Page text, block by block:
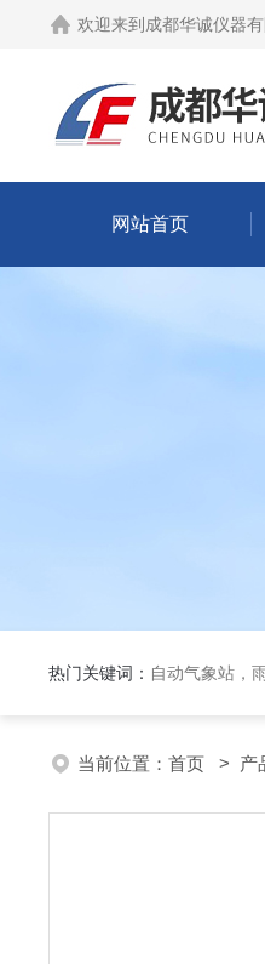
欢迎来到 成都华诚仪器
网站首页
热门关键词： 自动气象站，
当前位置： 首页 > 产